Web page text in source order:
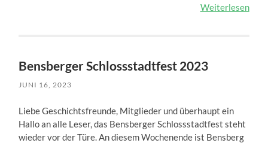
Weiterlesen
Bensberger Schlossstadtfest 2023
JUNI 16, 2023
Liebe Geschichtsfreunde, Mitglieder und überhaupt ein
Hallo an alle Leser, das Bensberger Schlossstadtfest steht
wieder vor der Türe. An diesem Wochenende ist Bensberg